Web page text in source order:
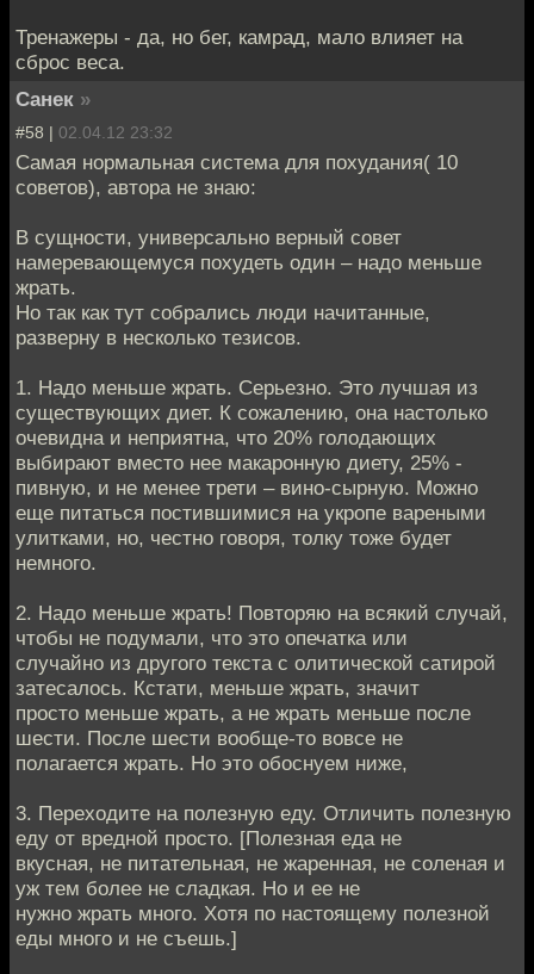
Тренажеры - да, но бег, камрад, мало влияет на
сброс веса.
Санек »
#58 | 02.04.12 23:32
Самая нормальная система для похудания( 10
советов), автора не знаю:
В сущности, универсально верный совет
намеревающемуся похудеть один – надо меньше
жрать.
Но так как тут собрались люди начитанные,
разверну в несколько тезисов.
1. Надо меньше жрать. Серьезно. Это лучшая из
существующих диет. К сожалению, она настолько
очевидна и неприятна, что 20% голодающих
выбирают вместо нее макаронную диету, 25% -
пивную, и не менее трети – вино-сырную. Можно
еще питаться постившимися на укропе вареными
улитками, но, честно говоря, толку тоже будет
немного.
2. Надо меньше жрать! Повторяю на всякий случай,
чтобы не подумали, что это опечатка или
случайно из другого текста с олитической сатирой
затесалось. Кстати, меньше жрать, значит
просто меньше жрать, а не жрать меньше после
шести. После шести вообще-то вовсе не
полагается жрать. Но это обоснуем ниже,
3. Переходите на полезную еду. Отличить полезную
еду от вредной просто. [Полезная еда не
вкусная, не питательная, не жаренная, не соленая и
уж тем более не сладкая. Но и ее не
нужно жрать много. Хотя по настоящему полезной
еды много и не съешь.]